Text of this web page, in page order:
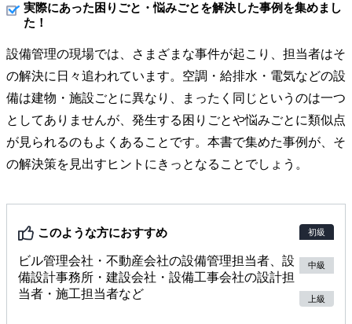
実際にあった困りごと・悩みごとを解決した事例を集めまし
た！
設備管理の現場では、さまざまな事件が起こり、担当者はそ
の解決に日々追われています。空調・給排水・電気などの設
備は建物・施設ごとに異なり、まったく同じというのは一つ
としてありませんが、発生する困りごとや悩みごとに類似点
が見られるのもよくあることです。本書で集めた事例が、そ
の解決策を見出すヒントにきっとなることでしょう。
このような方におすすめ
ビル管理会社・不動産会社の設備管理担当者、設
備設計事務所・建設会社・設備工事会社の設計担
当者・施工担当者など
初級
中級
上級